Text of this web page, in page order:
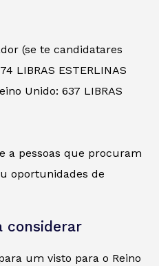
(se te candidatares
LIBRAS ESTERLINAS
Unido: 637 LIBRAS
a pessoas que procuram
oportunidades de
considerar
um visto para o Reino